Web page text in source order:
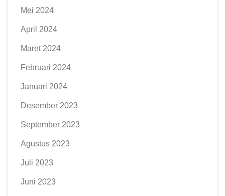
Mei 2024
April 2024
Maret 2024
Februari 2024
Januari 2024
Desember 2023
September 2023
Agustus 2023
Juli 2023
Juni 2023